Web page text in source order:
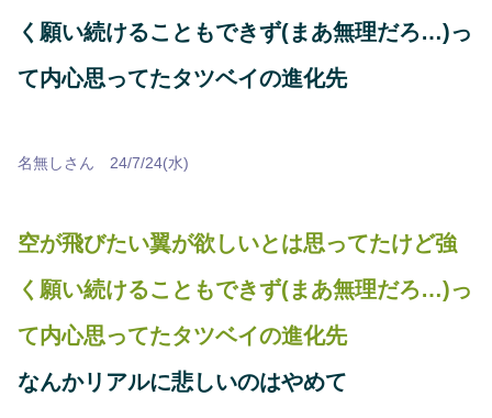
く願い続けることもできず(まあ無理だろ…)っ
て内心思ってたタツベイの進化先
名無しさん 24/7/24(水)
空が飛びたい翼が欲しいとは思ってたけど強
く願い続けることもできず(まあ無理だろ…)っ
て内心思ってたタツベイの進化先
なんかリアルに悲しいのはやめて